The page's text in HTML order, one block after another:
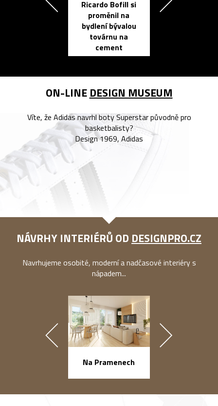
Ricardo Bofill si
proměnil na
bydlení bývalou
továrnu na
cement
ON-LINE DESIGN MUSEUM
Víte, že Adidas navrhl boty Superstar původně pro
basketbalisty?
Design 1969, Adidas
NÁVRHY INTERIÉRŮ OD DESIGNPRO.CZ
Navrhujeme osobité, moderní a nadčasové interiéry s
nápadem...
Na Pramenech